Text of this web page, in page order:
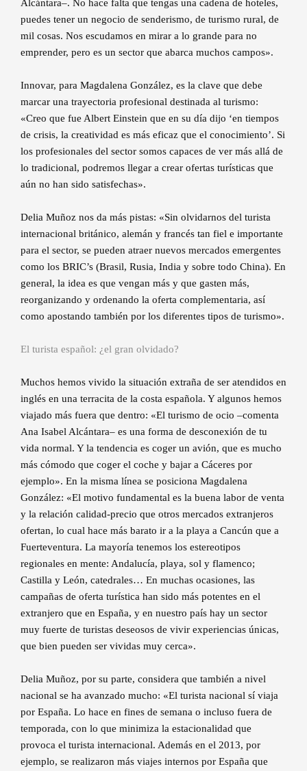
Alcántara–. No hace falta que tengas una cadena de hoteles,
puedes tener un negocio de senderismo, de turismo rural, de
mil cosas. Nos escudamos en mirar a lo grande para no
emprender, pero es un sector que abarca muchos campos».
Innovar, para Magdalena González, es la clave que debe
marcar una trayectoria profesional destinada al turismo:
«Creo que fue Albert Einstein que en su día dijo ‘en tiempos
de crisis, la creatividad es más eficaz que el conocimiento’. Si
los profesionales del sector somos capaces de ver más allá de
lo tradicional, podremos llegar a crear ofertas turísticas que
aún no han sido satisfechas».
Delia Muñoz nos da más pistas: «Sin olvidarnos del turista
internacional británico, alemán y francés tan fiel e importante
para el sector, se pueden atraer nuevos mercados emergentes
como los BRIC’s (Brasil, Rusia, India y sobre todo China). En
general, la idea es que vengan más y que gasten más,
reorganizando y ordenando la oferta complementaria, así
como apostando también por los diferentes tipos de turismo».
El turista español: ¿el gran olvidado?
Muchos hemos vivido la situación extraña de ser atendidos en
inglés en una terracita de la costa española. Y algunos hemos
viajado más fuera que dentro: «El turismo de ocio –comenta
Ana Isabel Alcántara– es una forma de desconexión de tu
vida normal. Y la tendencia es coger un avión, que es mucho
más cómodo que coger el coche y bajar a Cáceres por
ejemplo». En la misma línea se posiciona Magdalena
González: «El motivo fundamental es la buena labor de venta
y la relación calidad-precio que otros mercados extranjeros
ofertan, lo cual hace más barato ir a la playa a Cancún que a
Fuerteventura. La mayoría tenemos los estereotipos
regionales en mente: Andalucía, playa, sol y flamenco;
Castilla y León, catedrales… En muchas ocasiones, las
campañas de oferta turística han sido más potentes en el
extranjero que en España, y en nuestro país hay un sector
muy fuerte de turistas deseosos de vivir experiencias únicas,
que bien pueden ser vividas muy cerca».
Delia Muñoz, por su parte, considera que también a nivel
nacional se ha avanzado mucho: «El turista nacional sí viaja
por España. Lo hace en fines de semana o incluso fuera de
temporada, con lo que minimiza la estacionalidad que
provoca el turista internacional. Además en el 2013, por
ejemplo, se realizaron más viajes internos por España que